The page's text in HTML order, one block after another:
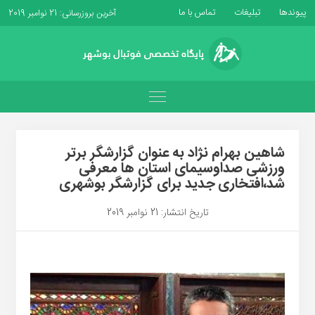
پیوندها تبلیغات تماس با ما آخرین بروزرسانی: 21 نوامبر 2019
شاهین بهرام نژاد به عنوان گزارشگر برتر
ورزشی صداوسیمای استان ها معرفی
شد،افتخاری جدید برای گزارشگر بوشهری
تاریخ انتشار: 21 نوامبر 2019